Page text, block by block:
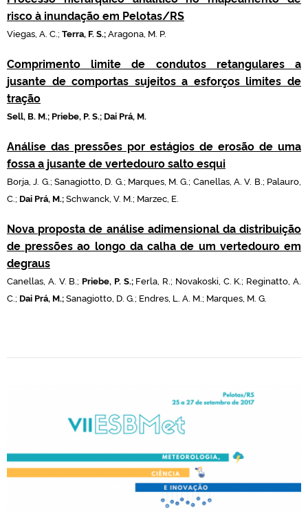
risco à inundação em Pelotas/RS
Viegas, A. C.; Terra, F. S.;Aragona, M. P.
Comprimento limite de condutos retangulares a
jusante de comportas sujeitos a esforços limites de
tração
Sell, B. M.; Priebe, P. S.; Dai Prá, M.
Análise das pressões por estágios de erosão de uma
fossa a jusante de vertedouro salto esqui
Borja, J. G.; Sanagiotto, D. G.; Marques, M. G.; Canellas, A. V. B.; Palauro,
C.; Dai Prá, M.;Schwanck, V. M.; Marzec, E.
Nova proposta de análise adimensional da distribuição
de pressões ao longo da calha de um vertedouro em
degraus
Canellas, A. V. B.; Priebe, P. S.; Ferla, R.; Novakoski, C. K.; Reginatto, A.
C.; Dai Prá, M.;Sanagiotto, D. G.; Endres, L. A. M.; Marques, M. G.